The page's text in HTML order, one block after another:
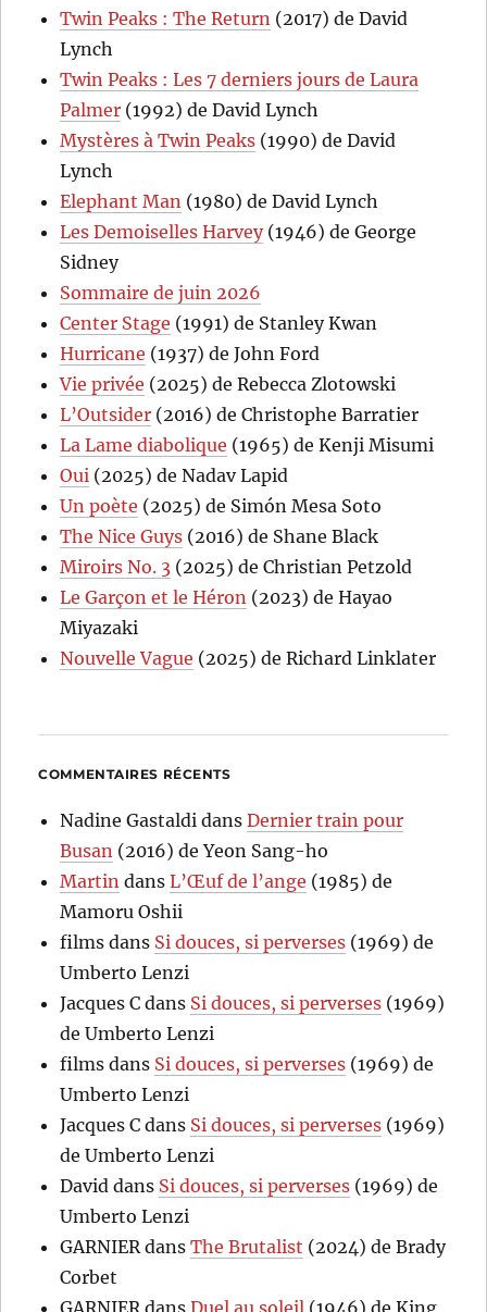
Twin Peaks : The Return (2017) de David
Lynch
Twin Peaks : Les 7 derniers jours de Laura
Palmer (1992) de David Lynch
Mystères à Twin Peaks (1990) de David
Lynch
Elephant Man (1980) de David Lynch
Les Demoiselles Harvey(1946) de George
Sidney
Sommaire de juin 2026
Center Stage (1991) de Stanley Kwan
Hurricane (1937) de John Ford
Vie privée (2025) de Rebecca Zlotowski
L’Outsider (2016) de Christophe Barratier
La Lame diabolique (1965) de Kenji Misumi
Oui (2025) de Nadav Lapid
Un poète (2025) de Simón Mesa Soto
The Nice Guys (2016) de Shane Black
Miroirs No. 3 (2025) de Christian Petzold
Le Garçon et le Héron (2023) de Hayao
Miyazaki
Nouvelle Vague (2025) de Richard Linklater
COMMENTAIRES RÉCENTS
Nadine Gastaldi dansDernier train pour
Busan (2016) de Yeon Sang-ho
Martin dansL’Œuf de l’ange (1985) de
Mamoru Oshii
films dans Si douces, si perverses (1969) de
Umberto Lenzi
Jacques C dans Si douces, si perverses (1969)
de Umberto Lenzi
films dans Si douces, si perverses (1969) de
Umberto Lenzi
Jacques C dans Si douces, si perverses (1969)
de Umberto Lenzi
David dans Si douces, si perverses (1969) de
Umberto Lenzi
GARNIER dansThe Brutalist (2024) de Brady
Corbet
GARNIER dansDuel au soleil (1946) de King